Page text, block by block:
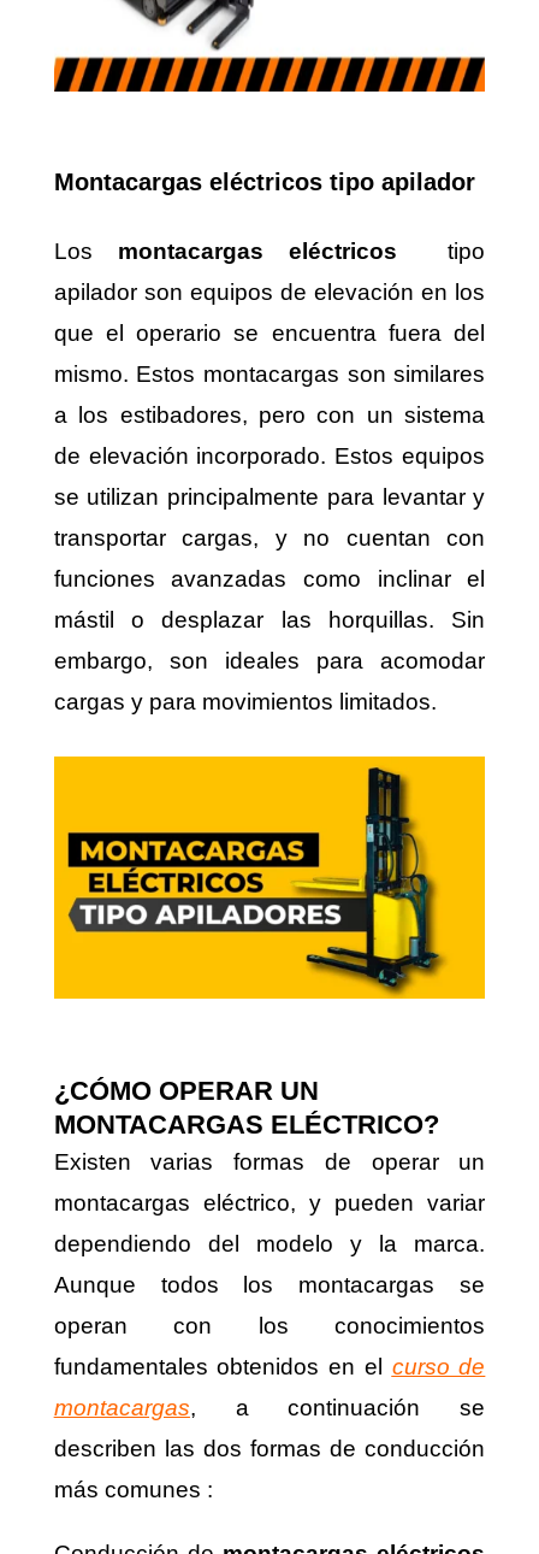
Montacargas eléctricos tipo apilador
Los montacargas eléctricos tipo
apilador son equipos de elevación en los
que el operario se encuentra fuera del
mismo. Estos montacargas son similares
a los estibadores, pero con un sistema
de elevación incorporado. Estos equipos
se utilizan principalmente para levantar y
transportar cargas, y no cuentan con
funciones avanzadas como inclinar el
mástil o desplazar las horquillas. Sin
embargo, son ideales para acomodar
cargas y para movimientos limitados.
¿CÓMO OPERAR UN
MONTACARGAS ELÉCTRICO?
Existen varias formas de operar un
montacargas eléctrico, y pueden variar
dependiendo del modelo y la marca.
Aunque todos los montacargas se
operan con los conocimientos
fundamentales obtenidos en el curso de
montacargas, a continuación se
describen las dos formas de conducción
más comunes :